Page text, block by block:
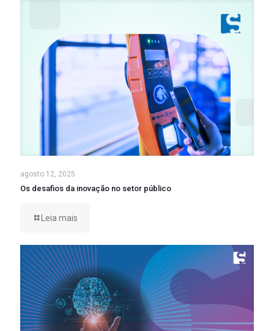
agosto 12, 2025
Os desafios da inovação no setor público
Leia mais